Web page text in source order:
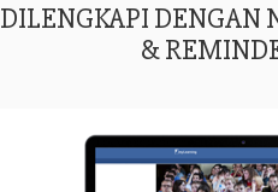
DILENGKAPI DENGAN
&